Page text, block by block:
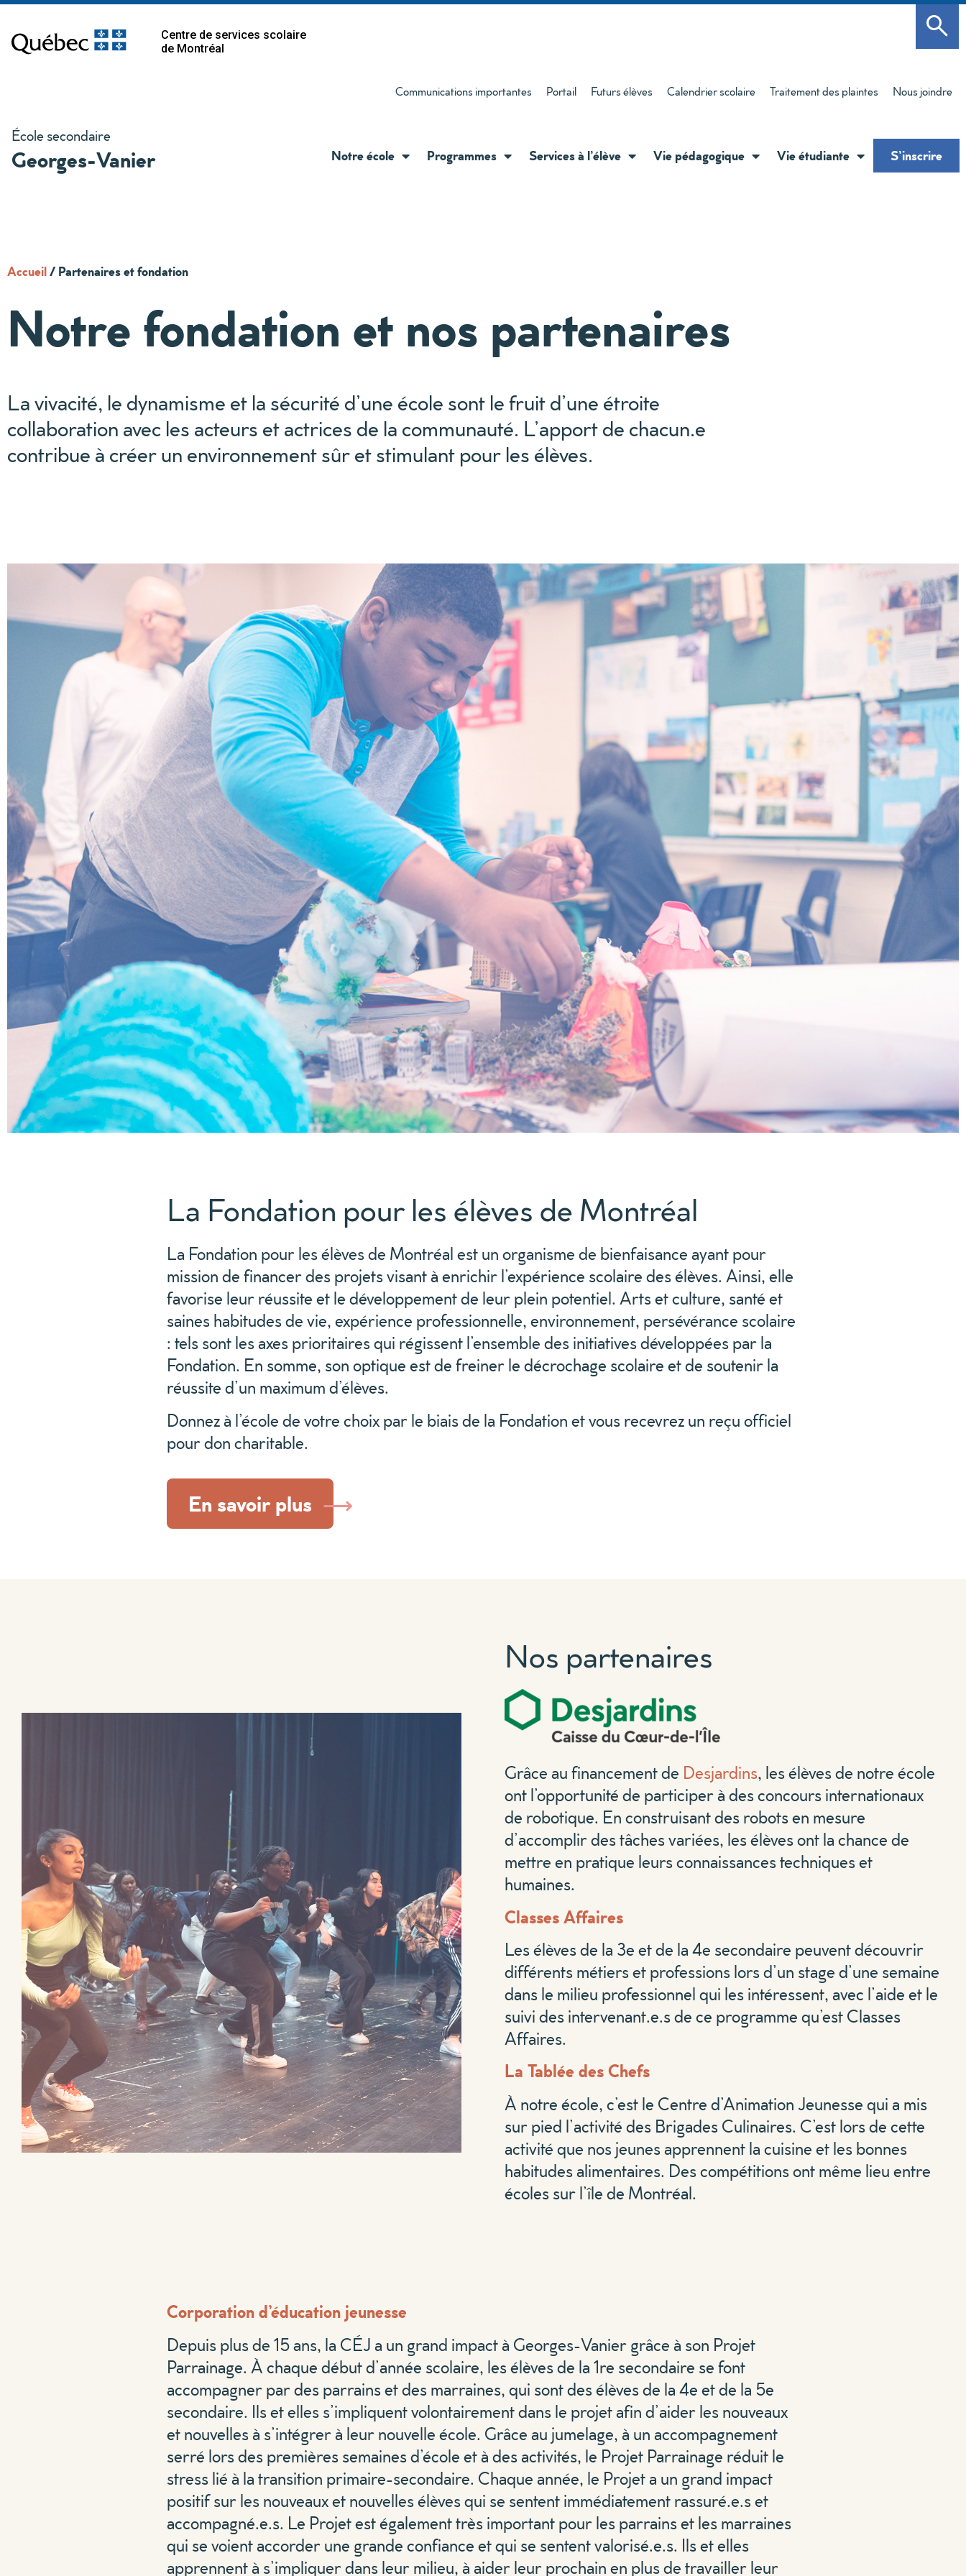
Centre de services scolaire
de Montréal
École secondaire
Georges-Vanier
Communications importantes Portail Futurs élèves Calendrier scolaire Traitement des plaintes Nous joindre
Notre école Programmes Services à l’élève Vie pédagogique Vie étudiante S’inscrire
Accueil/Partenaires et fondation
Notre fondation et nos partenaires
La vivacité, le dynamisme et la sécurité d’une école sont le fruit d’une étroite
collaboration avec les acteurs et actrices de la communauté. L’apport de chacun.e
contribue à créer un environnement sûr et stimulant pour les élèves.
La Fondation pour les élèves de Montréal
La Fondation pour les élèves de Montréal est un organisme de bienfaisance ayant pour
mission de financer des projets visant à enrichir l’expérience scolaire des élèves. Ainsi, elle
favorise leur réussite et le développement de leur plein potentiel. Arts et culture, santé et
saines habitudes de vie, expérience professionnelle, environnement, persévérance scolaire
: tels sont les axes prioritaires qui régissent l’ensemble des initiatives développées par la
Fondation. En somme, son optique est de freiner le décrochage scolaire et de soutenir la
réussite d’un maximum d’élèves.
Donnez à l’école de votre choix par le biais de la Fondation et vous recevrez un reçu officiel
pour don charitable.
En savoir plus
Nos partenaires
Grâce au financement de Desjardins, les élèves de notre école
ont l’opportunité de participer à des concours internationaux
de robotique. En construisant des robots en mesure
d’accomplir des tâches variées, les élèves ont la chance de
mettre en pratique leurs connaissances techniques et
humaines.
Classes Affaires
Les élèves de la 3e et de la 4e secondaire peuvent découvrir
différents métiers et professions lors d’un stage d’une semaine
dans le milieu professionnel qui les intéressent, avec l’aide et le
suivi des intervenant.e.s de ce programme qu’est Classes
Affaires.
La Tablée des Chefs
À notre école, c’est le Centre d’Animation Jeunesse qui a mis
sur pied l’activité des Brigades Culinaires. C’est lors de cette
activité que nos jeunes apprennent la cuisine et les bonnes
habitudes alimentaires. Des compétitions ont même lieu entre
écoles sur l’île de Montréal.
Corporation d’éducation jeunesse
Depuis plus de 15 ans, la CÉJ a un grand impact à Georges-Vanier grâce à son Projet
Parrainage. À chaque début d’année scolaire, les élèves de la 1re secondaire se font
accompagner par des parrains et des marraines, qui sont des élèves de la 4e et de la 5e
secondaire. Ils et elles s’impliquent volontairement dans le projet afin d’aider les nouveaux
et nouvelles à s’intégrer à leur nouvelle école. Grâce au jumelage, à un accompagnement
serré lors des premières semaines d’école et à des activités, le Projet Parrainage réduit le
stress lié à la transition primaire-secondaire. Chaque année, le Projet a un grand impact
positif sur les nouveaux et nouvelles élèves qui se sentent immédiatement rassuré.e.s et
accompagné.e.s. Le Projet est également très important pour les parrains et les marraines
qui se voient accorder une grande confiance et qui se sentent valorisé.e.s. Ils et elles
apprennent à s’impliquer dans leur milieu, à aider leur prochain en plus de travailler leur